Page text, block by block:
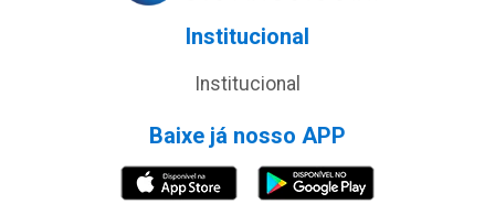
Institucional
Institucional
Baixe já nosso APP